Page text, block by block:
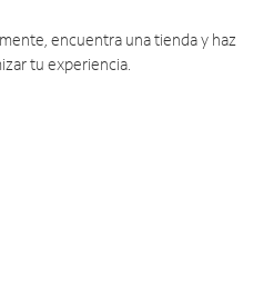
encuentra una tienda y haz
tu experiencia.